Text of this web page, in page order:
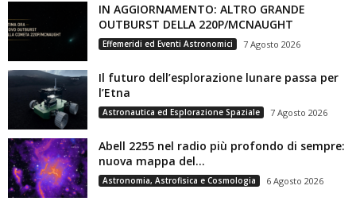
IN AGGIORNAMENTO: ALTRO GRANDE
OUTBURST DELLA 220P/MCNAUGHT
Effemeridi ed Eventi Astronomici 7 Agosto 2026
Il futuro dell’esplorazione lunare passa per
l’Etna
Astronautica ed Esplorazione Spaziale 7 Agosto 2026
Abell 2255 nel radio più profondo di sempre:
nuova mappa del...
Astronomia, Astrofisica e Cosmologia 6 Agosto 2026